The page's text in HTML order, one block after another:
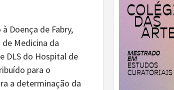
Doença de Fabry,
Medicina da
DLS do Hospital de
para o
a determinação da